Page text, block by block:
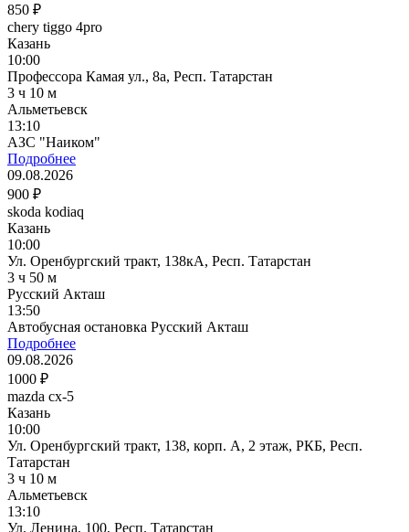
850 ₽
chery tiggo 4pro
Казань
10:00
Профессора Камая ул., 8а, Респ. Татарстан
3 ч 10 м
Альметьевск
13:10
АЗС "Наиком"
Подробнее
09.08.2026
900 ₽
skoda kodiaq
Казань
10:00
Ул. Оренбургский тракт, 138кА, Респ. Татарстан
3 ч 50 м
Русский Акташ
13:50
Автобусная остановка Русский Акташ
Подробнее
09.08.2026
1000 ₽
mazda cx-5
Казань
10:00
Ул. Оренбургский тракт, 138, корп. А, 2 этаж, РКБ, Респ.
Татарстан
3 ч 10 м
Альметьевск
13:10
Ул. Ленина, 100, Респ. Татарстан